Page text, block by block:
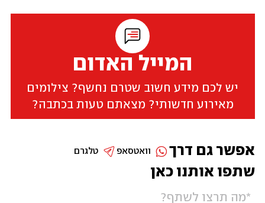
המייל האדום
יש לכם מידע חשוב שטרם נחשף? צילומים
מאירוע חדשותי? מצאתם טעות בכתבה?
שתפו אותנו כאן
אפשר גם דרך טלגרם וואטסאפ